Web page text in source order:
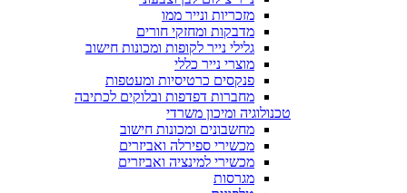
מזכריות ונייר ממו
מדבקות ומחזקי חורים
גלילי נייר לקופות ומכונות חישוב
מוצרי נייר כללי
פנקסים כרטיסיות ומעטפות
מחברות דפדפות ובלוקים לכתיבה
טכנולוגיה ומיכון משרדי
מחשבונים ומכונות חישוב
מכשירי ספירלה ואביזרים
מכשירי למינציה ואביזרים
מגרסות